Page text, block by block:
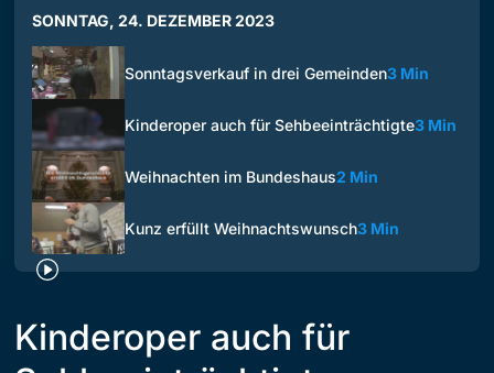
SONNTAG, 24. DEZEMBER 2023
Sonntagsverkauf in drei Gemeinden3 Min
Kinderoper auch für Sehbeeinträchtigte3 Min
Weihnachten im Bundeshaus2 Min
Kunz erfüllt Weihnachtswunsch3 Min
Kinderoper auch für